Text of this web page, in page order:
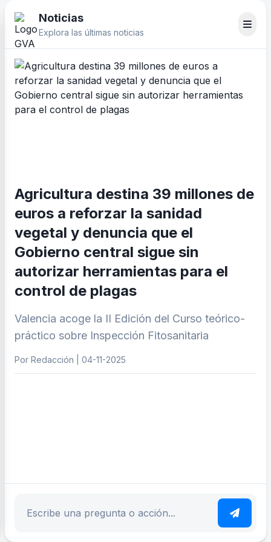
Noticias
Explora las últimas noticias
Agricultura destina 39 millones de
euros a reforzar la sanidad
vegetal y denuncia que el
Gobierno central sigue sin
autorizar herramientas para el
control de plagas
Valencia acoge la II Edición del Curso teórico-
práctico sobre Inspección Fitosanitaria
Por Redacción | 04-11-2025
Escribe tu pregunta